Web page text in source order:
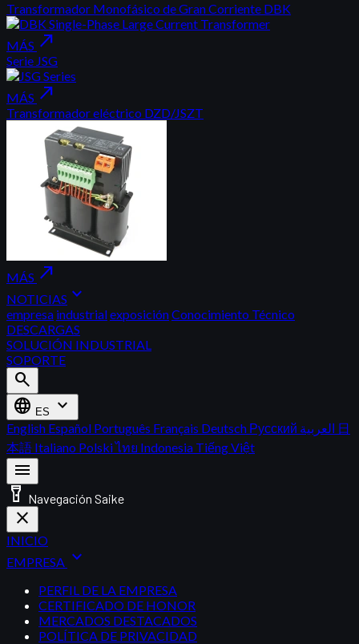
Transformador Monofásico de Gran Corriente DBK
MÁS north_east
Serie JSG
MÁS north_east
Transformador eléctrico DZD/JSZT
MÁS north_east
NOTICIAS expand_more
empresa industrialexposiciónConocimiento Técnico
DESCARGAS
SOLUCIÓN INDUSTRIAL
SOPORTE
search
language ES expand_more
English Español Português Français Deutsch Русский
日
本語 Italiano Polskiไทย Indonesia Tiếng Việt
menu
flashlight_on Navegación Saike
close
INICIO
EMPRESA expand_more
PERFIL DE LA EMPRESA
CERTIFICADO DE HONOR
MERCADOS DESTACADOS
POLÍTICA DE PRIVACIDAD